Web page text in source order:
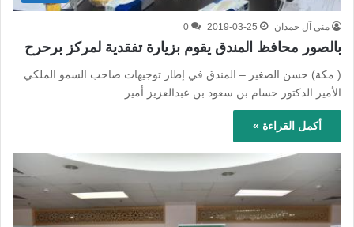
منى آل حمدان 2019-03-25
0
بالصور محافظ المندق يقوم بزيارة تفقدية لمركز برحرح
( مكة) حسن الصغير – المندق في إطار توجيهات صاحب السمو الملكي
الأمير الدكتور حسام بن سعود بن عبدالعزيز أمير…
أكمل القراءة »